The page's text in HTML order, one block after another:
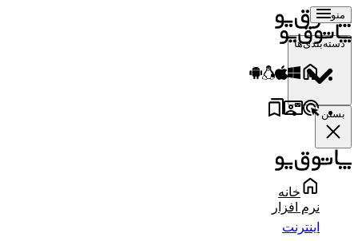
منو
دسته‌بندی‌ها
بستن
خانه
نرم افزار
اینترنت